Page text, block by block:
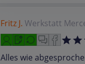
Fritz J. Werkstatt
Alles wie